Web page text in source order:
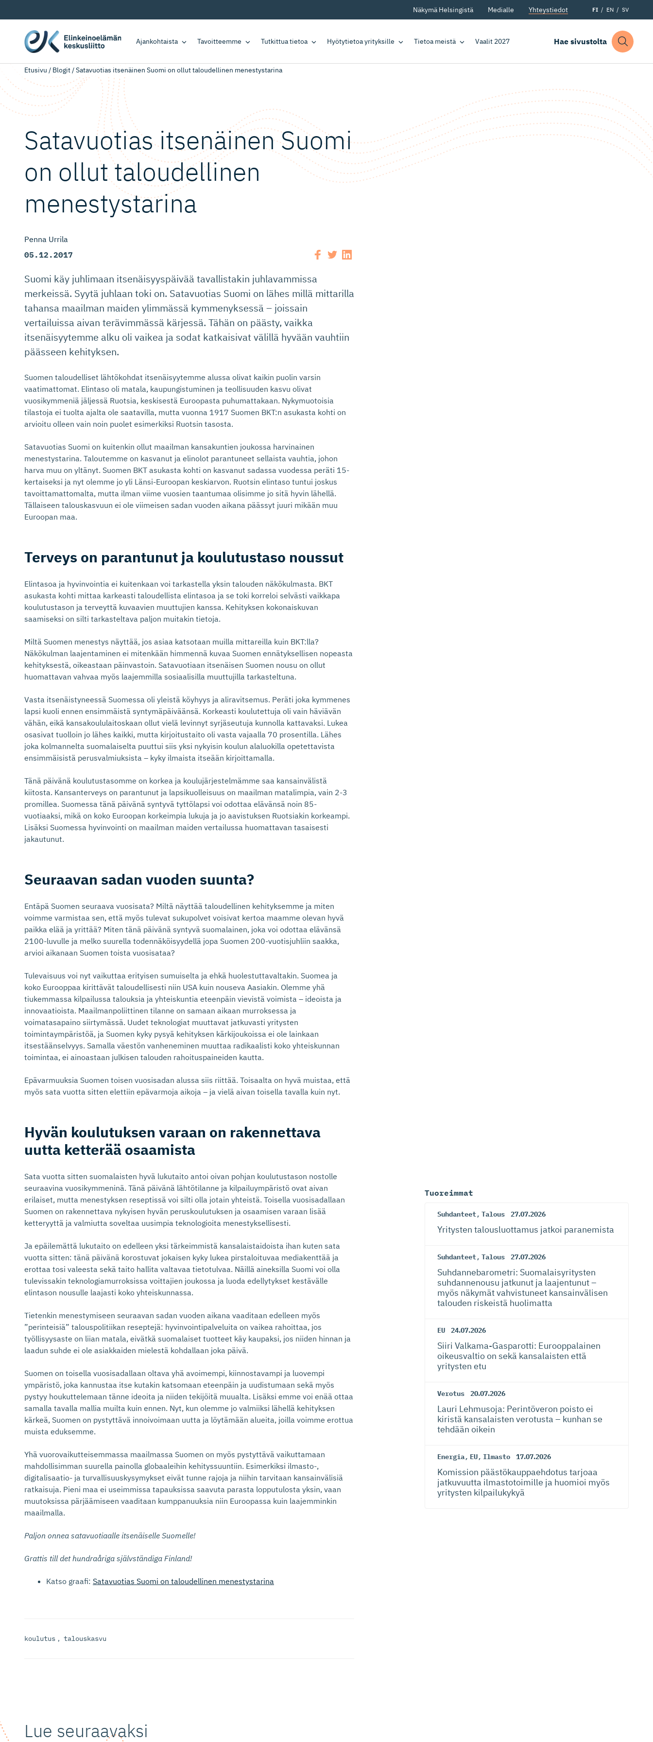
Näkymä Helsingistä Medialle Yhteystiedot FI EN SV
Ajankohtaista Tavoitteemme Tutkittua tietoa Hyötytietoa yrityksille Tietoa meistä Vaalit 2027 Hae sivustolta
Etusivu / Blogit/Satavuotias itsenäinen Suomi on ollut taloudellinen menestystarina
Satavuotias itsenäinen Suomi
on ollut taloudellinen
menestystarina
Penna Urrila
05.12.2017
Suomi käy juhlimaan itsenäisyyspäivää tavallistakin juhlavammissa
merkeissä. Syytä juhlaan toki on. Satavuotias Suomi on lähes millä mittarilla
tahansa maailman maiden ylimmässä kymmenyksessä – joissain
vertailuissa aivan terävimmässä kärjessä. Tähän on päästy, vaikka
itsenäisyytemme alku oli vaikea ja sodat katkaisivat välillä hyvään vauhtiin
päässeen kehityksen.
Suomen taloudelliset lähtökohdat itsenäisyytemme alussa olivat kaikin puolin varsin
vaatimattomat. Elintaso oli matala, kaupungistuminen ja teollisuuden kasvu olivat
vuosikymmeniä jäljessä Ruotsia, keskisestä Euroopasta puhumattakaan. Nykymuotoisia
tilastoja ei tuolta ajalta ole saatavilla, mutta vuonna 1917 Suomen BKT:n asukasta kohti on
arvioitu olleen vain noin puolet esimerkiksi Ruotsin tasosta.
Satavuotias Suomi on kuitenkin ollut maailman kansakuntien joukossa harvinainen
menestystarina. Taloutemme on kasvanut ja elinolot parantuneet sellaista vauhtia, johon
harva muu on yltänyt. Suomen BKT asukasta kohti on kasvanut sadassa vuodessa peräti 15-
kertaiseksi ja nyt olemme jo yli Länsi-Euroopan keskiarvon. Ruotsin elintaso tuntui joskus
tavoittamattomalta, mutta ilman viime vuosien taantumaa olisimme jo sitä hyvin lähellä.
Tällaiseen talouskasvuun ei ole viimeisen sadan vuoden aikana päässyt juuri mikään muu
Euroopan maa.
Terveys on parantunut ja koulutustaso noussut
Elintasoa ja hyvinvointia ei kuitenkaan voi tarkastella yksin talouden näkökulmasta. BKT
asukasta kohti mittaa karkeasti taloudellista elintasoa ja se toki korreloi selvästi vaikkapa
koulutustason ja terveyttä kuvaavien muuttujien kanssa. Kehityksen kokonaiskuvan
saamiseksi on silti tarkasteltava paljon muitakin tietoja.
Miltä Suomen menestys näyttää, jos asiaa katsotaan muilla mittareilla kuin BKT:lla?
Näkökulman laajentaminen ei mitenkään himmennä kuvaa Suomen ennätyksellisen nopeasta
kehityksestä, oikeastaan päinvastoin. Satavuotiaan itsenäisen Suomen nousu on ollut
huomattavan vahvaa myös laajemmilla sosiaalisilla muuttujilla tarkasteltuna.
Vasta itsenäistyneessä Suomessa oli yleistä köyhyys ja aliravitsemus. Peräti joka kymmenes
lapsi kuoli ennen ensimmäistä syntymäpäiväänsä. Korkeasti koulutettuja oli vain häviävän
vähän, eikä kansakoululaitoskaan ollut vielä levinnyt syrjäseutuja kunnolla kattavaksi. Lukea
osasivat tuolloin jo lähes kaikki, mutta kirjoitustaito oli vasta vajaalla 70 prosentilla. Lähes
joka kolmannelta suomalaiselta puuttui siis yksi nykyisin koulun alaluokilla opetettavista
ensimmäisistä perusvalmiuksista – kyky ilmaista itseään kirjoittamalla.
Tänä päivänä koulutustasomme on korkea ja koulujärjestelmämme saa kansainvälistä
kiitosta. Kansanterveys on parantunut ja lapsikuolleisuus on maailman matalimpia, vain 2-3
promillea. Suomessa tänä päivänä syntyvä tyttölapsi voi odottaa elävänsä noin 85-
vuotiaaksi, mikä on koko Euroopan korkeimpia lukuja ja jo aavistuksen Ruotsiakin korkeampi.
Lisäksi Suomessa hyvinvointi on maailman maiden vertailussa huomattavan tasaisesti
jakautunut.
Seuraavan sadan vuoden suunta?
Entäpä Suomen seuraava vuosisata? Miltä näyttää taloudellinen kehityksemme ja miten
voimme varmistaa sen, että myös tulevat sukupolvet voisivat kertoa maamme olevan hyvä
paikka elää ja yrittää? Miten tänä päivänä syntyvä suomalainen, joka voi odottaa elävänsä
2100-luvulle ja melko suurella todennäköisyydellä jopa Suomen 200-vuotisjuhliin saakka,
arvioi aikanaan Suomen toista vuosisataa?
Tulevaisuus voi nyt vaikuttaa erityisen sumuiselta ja ehkä huolestuttavaltakin. Suomea ja
koko Eurooppaa kirittävät taloudellisesti niin USA kuin nouseva Aasiakin. Olemme yhä
tiukemmassa kilpailussa talouksia ja yhteiskuntia eteenpäin vievistä voimista – ideoista ja
innovaatioista. Maailmanpoliittinen tilanne on samaan aikaan murroksessa ja
voimatasapaino siirtymässä. Uudet teknologiat muuttavat jatkuvasti yritysten
toimintaympäristöä, ja Suomen kyky pysyä kehityksen kärkijoukoissa ei ole lainkaan
itsestäänselvyys. Samalla väestön vanheneminen muuttaa radikaalisti koko yhteiskunnan
toimintaa, ei ainoastaan julkisen talouden rahoituspaineiden kautta.
Epävarmuuksia Suomen toisen vuosisadan alussa siis riittää. Toisaalta on hyvä muistaa, että
myös sata vuotta sitten elettiin epävarmoja aikoja – ja vielä aivan toisella tavalla kuin nyt.
Hyvän koulutuksen varaan on rakennettava
uutta ketterää osaamista
Sata vuotta sitten suomalaisten hyvä lukutaito antoi oivan pohjan koulutustason nostolle
seuraavina vuosikymmeninä. Tänä päivänä lähtötilanne ja kilpailuympäristö ovat aivan
erilaiset, mutta menestyksen reseptissä voi silti olla jotain yhteistä. Toisella vuosisadallaan
Suomen on rakennettava nykyisen hyvän peruskoulutuksen ja osaamisen varaan lisää
ketteryyttä ja valmiutta soveltaa uusimpia teknologioita menestyksellisesti.
Ja epäilemättä lukutaito on edelleen yksi tärkeimmistä kansalaistaidoista ihan kuten sata
vuotta sitten: tänä päivänä korostuvat jokaisen kyky lukea pirstaloituvaa mediakenttää ja
erottaa tosi valeesta sekä taito hallita valtavaa tietotulvaa. Näillä aineksilla Suomi voi olla
tulevissakin teknologiamurroksissa voittajien joukossa ja luoda edellytykset kestävälle
elintason nousulle laajasti koko yhteiskunnassa.
Tietenkin menestymiseen seuraavan sadan vuoden aikana vaaditaan edelleen myös
”perinteisiä” talouspolitiikan reseptejä: hyvinvointipalveluita on vaikea rahoittaa, jos
työllisyysaste on liian matala, eivätkä suomalaiset tuotteet käy kaupaksi, jos niiden hinnan ja
laadun suhde ei ole asiakkaiden mielestä kohdallaan joka päivä.
Suomen on toisella vuosisadallaan oltava yhä avoimempi, kiinnostavampi ja luovempi
ympäristö, joka kannustaa itse kutakin katsomaan eteenpäin ja uudistumaan sekä myös
pystyy houkuttelemaan tänne ideoita ja niiden tekijöitä muualta. Lisäksi emme voi enää ottaa
samalla tavalla mallia muilta kuin ennen. Nyt, kun olemme jo valmiiksi lähellä kehityksen
kärkeä, Suomen on pystyttävä innoivoimaan uutta ja löytämään alueita, joilla voimme erottua
muista eduksemme.
Yhä vuorovaikutteisemmassa maailmassa Suomen on myös pystyttävä vaikuttamaan
mahdollisimman suurella painolla globaaleihin kehityssuuntiin. Esimerkiksi ilmasto-,
digitalisaatio- ja turvallisuuskysymykset eivät tunne rajoja ja niihin tarvitaan kansainvälisiä
ratkaisuja. Pieni maa ei useimmissa tapauksissa saavuta parasta lopputulosta yksin, vaan
muutoksissa pärjäämiseen vaaditaan kumppanuuksia niin Euroopassa kuin laajemminkin
maailmalla.
Paljon onnea satavuotiaalle itsenäiselle Suomelle!
Grattis till det hundraåriga självständiga Finland!
Katso graafi: Satavuotias Suomi on taloudellinen menestystarina
koulutus , talouskasvu
Tuoreimmat
Suhdanteet, Talous 27.07.2026
Yritysten talousluottamus jatkoi paranemista
Suhdanteet, Talous 27.07.2026
Suhdanneba­ro­metri: Suomalaisy­ri­tysten
suhdannenousu jatkunut ja laajentunut –
myös näkymät vahvistuneet kansainvälisen
talouden riskeistä huolimatta
EU 24.07.2026
Siiri Valkama-Gas­pa­rotti: Eurooppalainen
oikeusvaltio on sekä kansalaisten että
yritysten etu
Verotus 20.07.2026
Lauri Lehmusoja: Perintöveron poisto ei
kiristä kansalaisten verotusta – kunhan se
tehdään oikein
Energia, EU, Ilmasto 17.07.2026
Komission päästökaup­paehdotus tarjoaa
jatkuvuutta ilmastotoimille ja huomioi myös
yritysten kilpailukykyä
Lue seuraavaksi